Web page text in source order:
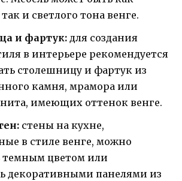
и светлого тона венге.
и фартук: для создания
в интерьере рекомендуется
столешницу и фартук из
камня, мрамора или
имеющих оттенок венге.
стены на кухне,
в стиле венге, можно
темным цветом или
декоративными панелями из